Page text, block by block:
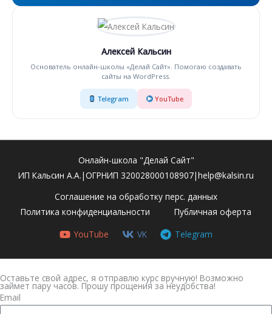
Алексей Кальсин
Основатель онлайн-школы «Делай Сайт». Помогаю создавать
сайты на WordPress.
Telegram YouTube
Онлайн-школа "Делай Сайт"
ИП Кальсин А.А.|ОГРНИП 320028000108907|help@kalsin.ru
Соглашение на обработку перс. данных
Политика конфиденциальности
Публичная оферта
YouTube
VK Telegram
Оставьте свой адрес, я отправлю курс вручную! Возможно
займет пару часов. Прошу прощения за неудобства!
Email